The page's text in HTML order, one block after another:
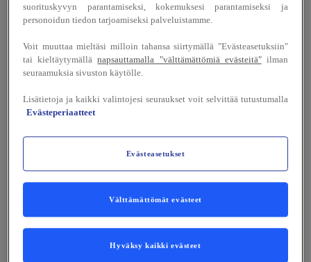
Ramin vinkki kotikokeille: Uskalla kokeilla ja
muokata reseptejä rohkeasti, erityisesti
mausteiden suhteen! Kun maut miellyttävät omaa
makuhermoa, syntyy jotain aivan erityistä.
suorituskyvyn parantamiseksi, kokemuksesi parantamiseksi ja
personoidun tiedon tarjoamiseksi palveluistamme.
Voit muuttaa mieltäsi milloin tahansa siirtymällä "Evästeasetuksiin"
tai kieltäytymällänapsauttamalla "välttämättömiä evästeitä"ilman
seuraamuksia sivuston käytölle.
Lisätietoja ja kaikki valintojesi seuraukset voit selvittää tutustumalla
Evästeperiaatteet
Evästeasetukset
Välttämättömät evästeet
Hyväksy kaikki evästeet